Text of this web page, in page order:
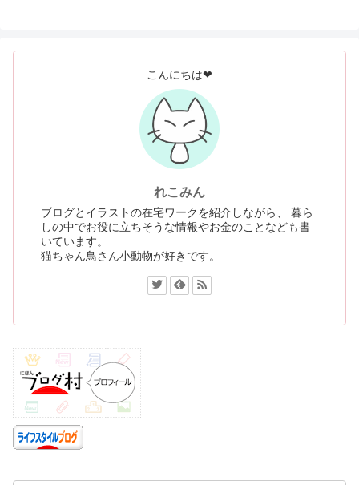
こんにちは❤
れこみん
ブログとイラストの在宅ワークを紹介しながら、 暮ら
しの中でお役に立ちそうな情報やお金のことなども書
いています。
猫ちゃん鳥さん小動物が好きです。